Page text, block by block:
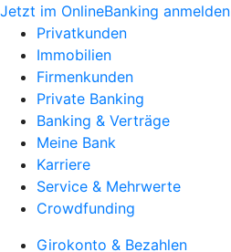
Jetzt im OnlineBanking anmelden
Privatkunden
Immobilien
Firmenkunden
Private Banking
Banking & Verträge
Meine Bank
Karriere
Service & Mehrwerte
Crowdfunding
Girokonto & Bezahlen